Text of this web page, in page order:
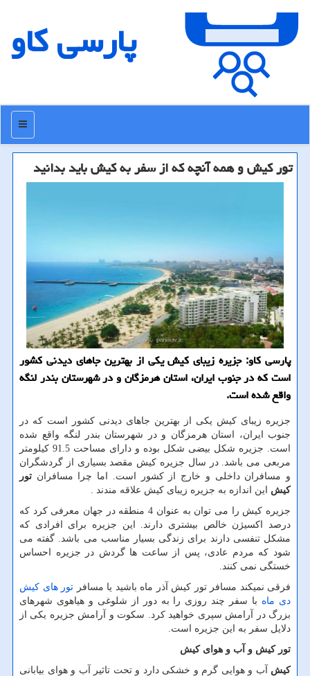
پارسی كاو
منو
تور كیش و همه آنچه كه از سفر به كیش باید بدانید
پارسی كاو: جزیره زیبای كیش یكی از بهترین جاهای دیدنی كشور
است كه در جنوب ایران، استان هرمزگان و در شهرستان بندر لنگه
واقع شده است.
جزیره زیبای کیش یکی از بهترین جاهای دیدنی کشور است که در
جنوب ایران، استان هرمزگان و در شهرستان بندر لنگه واقع شده
است. جزیره شکل بیضی شکل بوده و دارای مساحت 91.5 کیلومتر
مربعی می باشد. در سال جزیره کیش مقصد بسیاری از گردشگران
و مسافران داخلی و خارج از کشور است. اما چرا مسافران تور
کیش این اندازه به جزیره زیبای کیش علاقه مندند .
جزیره کیش را می توان به عنوان 4 منطقه در جهان معرفی کرد که
درصد اکسیژن خالص بیشتری دارند. این جزیره برای افرادی که
مشکل تنفسی دارند برای زندگی بسیار مناسب می باشد. گفته می
شود که مردم عادی، پس از ساعت ها گردش در جزیره احساس
خستگی نمی کنند.
فرقی نمیکند مسافر تور کیش آذر ماه باشید یا مسافر تور های کیش
دی ماه با سفر چند روزی را به دور از شلوغی و هیاهوی شهرهای
بزرگ در آرامش سپری خواهید کرد. سکوت و آرامش جزیره یکی از
دلایل سفر به این جزیره است.
تور کیش و آب و هوای کیش
کیش آب و هوایی گرم و خشکی دارد و تحت تاثیر آب و هوای بیابانی